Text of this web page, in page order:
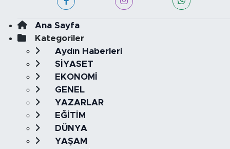
Ana Sayfa
Kategoriler
Aydın Haberleri
SİYASET
EKONOMİ
GENEL
YAZARLAR
EĞİTİM
DÜNYA
YAŞAM